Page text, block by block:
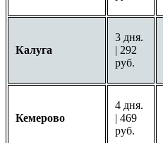
Калуга
3 дня.
| 292
руб.
Кемерово
4 дня.
| 469
руб.